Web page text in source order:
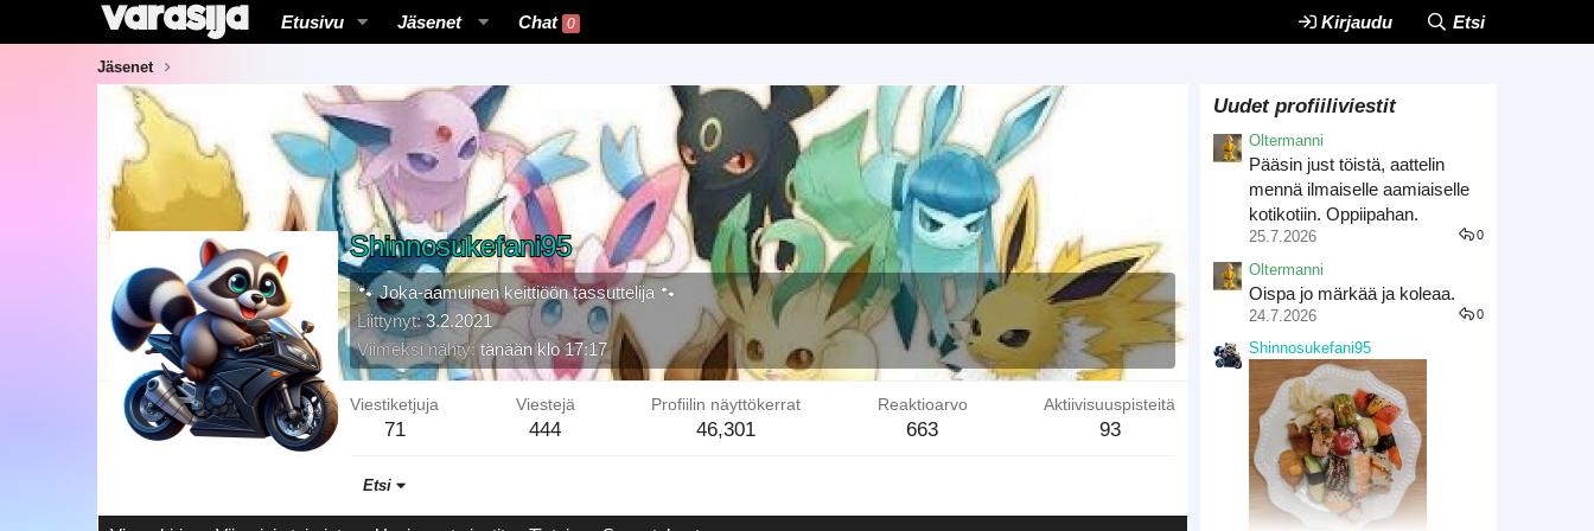
Etusivu Jäsenet Chat 0 Kirjaudu Etsi
Jäsenet
Shinnosukefani95
🐾 Joka-aamuinen keittiöön tassuttelija 🐾
Liittynyt 3.2.2021
Viimeksi nähty tänään klo 17:17
Viestiketjuja
71
Viestejä
444
Profiilin näyttökerrat
46,301
Reaktioarvo
663
Aktiivisuuspisteitä
93
Etsi
Uudet profiiliviestit
Oltermanni
Pääsin just töistä, aattelin
mennä ilmaiselle aamiaiselle
kotikotiin. Oppiipahan.
25.7.2026 0
Oltermanni
Oispa jo märkää ja koleaa.
24.7.2026 0
Shinnosukefani95